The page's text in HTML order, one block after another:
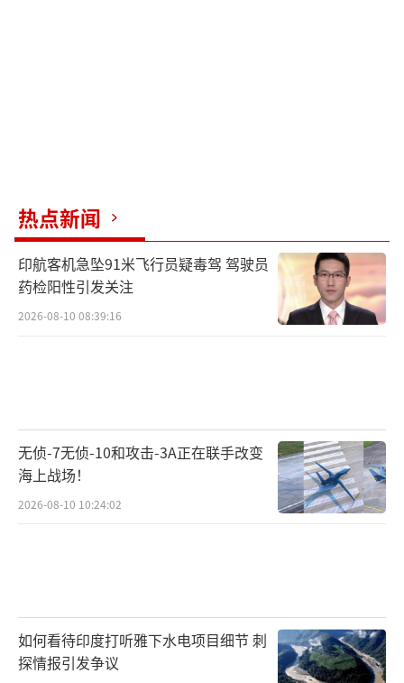
热点新闻
印航客机急坠91米飞行员疑毒驾 驾驶员
药检阳性引发关注
2026-08-10 08:39:16
无侦-7无侦-10和攻击-3A正在联手改变
海上战场！
2026-08-10 10:24:02
如何看待印度打听雅下水电项目细节 刺
探情报引发争议